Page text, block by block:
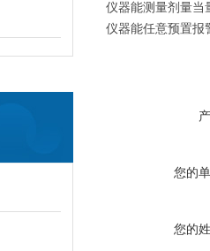
仪器能测量剂量当
仪器能任意预置报
您的
您的